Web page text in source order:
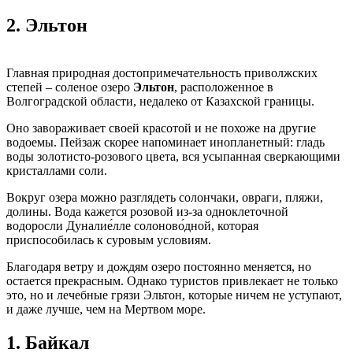
2. Эльтон
Главная природная достопримечательность приволжских
степей – соленое озеро Эльтон, расположенное в
Волгоградской области, недалеко от Казахской границы.
Оно завораживает своей красотой и не похоже на другие
водоемы. Пейзаж скорее напоминает инопланетный: гладь
воды золотисто-розового цвета, вся усыпанная сверкающими
кристаллами соли.
Вокруг озера можно разглядеть солончаки, овраги, пляжи,
долины. Вода кажется розовой из-за одноклеточной
водоросли Дуналие́лле солоново́дной, которая
приспособилась к суровым условиям.
Благодаря ветру и дождям озеро постоянно меняется, но
остается прекрасным. Однако туристов привлекает не только
это, но и лечебные грязи Эльтон, которые ничем не уступают,
и даже лучше, чем на Мертвом море.
1. Байкал